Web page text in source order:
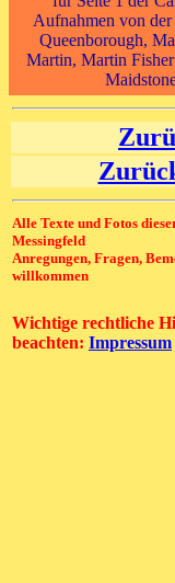
Aufnahmen von
Queenborough,
Martin, Martin
Alle Texte und Fotos
Messingfeld
Anregungen, Fragen,
willkommen
Wichtige rechtliche
beachten: Impressum